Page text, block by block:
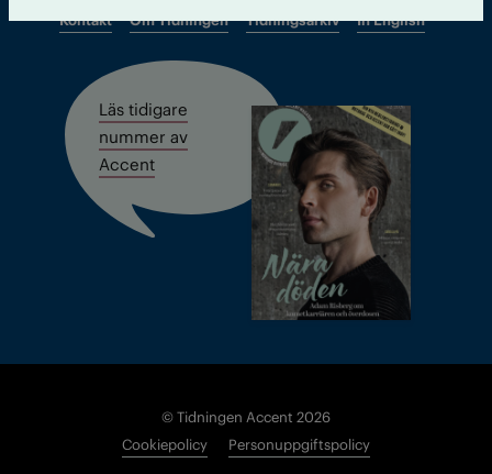
Kontakt Om Tidningen Tidningsarkiv In English
Läs tidigare
nummer av
Accent
© Tidningen Accent 2026
Cookiepolicy
Personuppgiftspolicy